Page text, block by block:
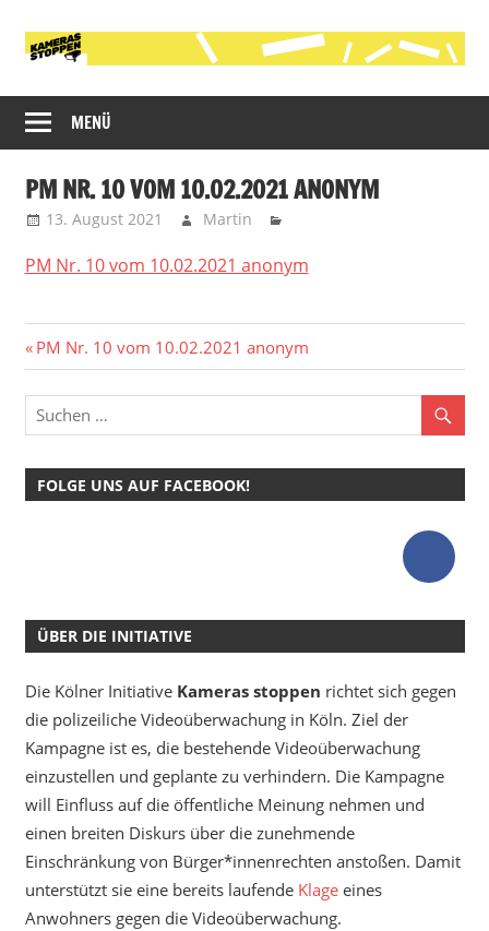
Inhalt
Kameras
stoppen!
gegen
die
Videobeobachtung
im
Raum
MENÜ
PM NR. 10 VOM 10.02.2021 ANONYM
13. August 2021 Martin
PM Nr. 10 vom 10.02.2021 anonym
Beitragsnavigation
Vorheriger
Beitrag:
PM Nr. 10 vom 10.02.2021 anonym
FOLGE UNS AUF FACEBOOK!
ÜBER DIE INITIATIVE
Die Kölner Initiative Kameras stoppen richtet sich gegen
die polizeiliche Videoüberwachung in Köln. Ziel der
Kampagne ist es, die bestehende Videoüberwachung
einzustellen und geplante zu verhindern. Die Kampagne
will Einfluss auf die öffentliche Meinung nehmen und
einen breiten Diskurs über die zunehmende
Einschränkung von Bürger*innenrechten anstoßen. Damit
unterstützt sie eine bereits laufende Klageeines
Anwohners gegen die Videoüberwachung.